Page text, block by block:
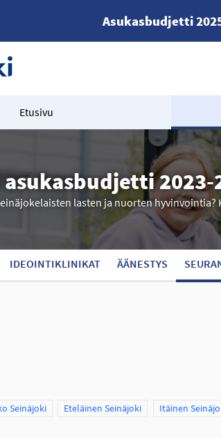
Asukasbudjetti
Etusivu
2023-
lasten ja nuorten hyvinvointia?
IDEOINTIKLINIKAT ÄÄNESTYS
Seinäjoki Scope
Eteläinen Seinäjoki Scope
Itäinen